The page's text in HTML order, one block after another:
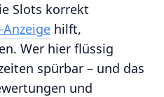
Slots korrekt
hilft,
Wer hier flüssig
spürbar – und das
und